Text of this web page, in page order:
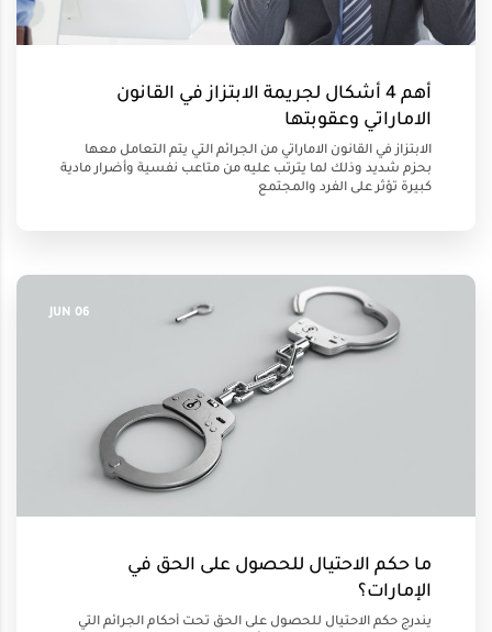
أهم 4 أشكال لجريمة الابتزاز في القانون
الاماراتي وعقوبتها
الابتزاز في القانون الاماراتي من الجرائم التي يتم التعامل معها
بحزم شديد وذلك لما يترتب عليه من متاعب نفسية وأضرار مادية
كبيرة تؤثر على الفرد والمجتمع
06 JUN
ما حكم الاحتيال للحصول على الحق في
الإمارات؟
يندرج حكم الاحتيال للحصول على الحق تحت أحكام الجرائم التي